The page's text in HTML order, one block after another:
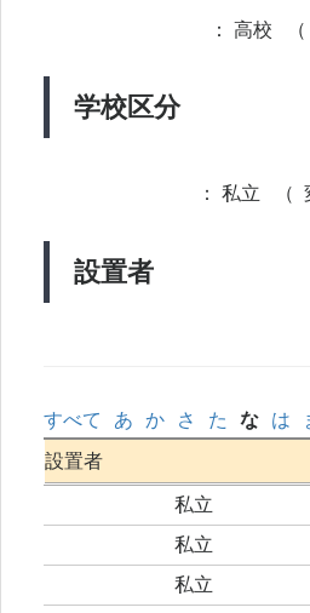
学校区分
： 高校 （
設置者
： 私立 （
すべて あ か さ た な は
設置者
私立
私立
私立